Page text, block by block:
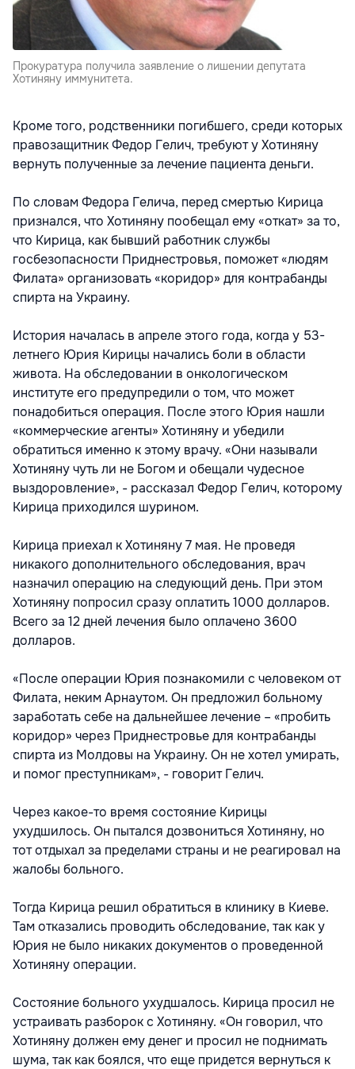
Прокуратура получила заявление о лишении депутата
Хотиняну иммунитета.
Кроме того, родственники погибшего, среди которых
правозащитник Федор Гелич, требуют у Хотиняну
вернуть полученные за лечение пациента деньги.
По словам Федора Гелича, перед смертью Кирица
признался, что Хотиняну пообещал ему «откат» за то,
что Кирица, как бывший работник службы
госбезопасности Приднестровья, поможет «людям
Филата» организовать «коридор» для контрабанды
спирта на Украину.
История началась в апреле этого года, когда у 53-
летнего Юрия Кирицы начались боли в области
живота. На обследовании в онкологическом
институте его предупредили о том, что может
понадобиться операция. После этого Юрия нашли
«коммерческие агенты» Хотиняну и убедили
обратиться именно к этому врачу. «Они называли
Хотиняну чуть ли не Богом и обещали чудесное
выздоровление», - рассказал Федор Гелич, которому
Кирица приходился шурином.
Кирица приехал к Хотиняну 7 мая. Не проведя
никакого дополнительного обследования, врач
назначил операцию на следующий день. При этом
Хотиняну попросил сразу оплатить 1000 долларов.
Всего за 12 дней лечения было оплачено 3600
долларов.
«После операции Юрия познакомили с человеком от
Филата, неким Арнаутом. Он предложил больному
заработать себе на дальнейшее лечение – «пробить
коридор» через Приднестровье для контрабанды
спирта из Молдовы на Украину. Он не хотел умирать,
и помог преступникам», - говорит Гелич.
Через какое-то время состояние Кирицы
ухудшилось. Он пытался дозвониться Хотиняну, но
тот отдыхал за пределами страны и не реагировал на
жалобы больного.
Тогда Кирица решил обратиться в клинику в Киеве.
Там отказались проводить обследование, так как у
Юрия не было никаких документов о проведенной
Хотиняну операции.
Состояние больного ухудшалось. Кирица просил не
устраивать разборок с Хотиняну. «Он говорил, что
Хотиняну должен ему денег и просил не поднимать
шума, так как боялся, что еще придется вернуться к